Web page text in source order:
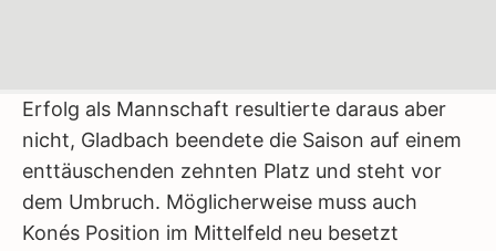
Erfolg als Mannschaft resultierte daraus aber
nicht, Gladbach beendete die Saison auf einem
enttäuschenden zehnten Platz und steht vor
dem Umbruch. Möglicherweise muss auch
Konés Position im Mittelfeld neu besetzt